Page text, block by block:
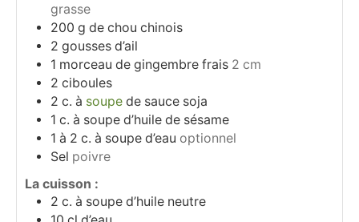
grasse
200 g de chou chinois
2 gousses d’ail
1 morceau de gingembre frais 2 cm
2 ciboules
2 c. à soupe de sauce soja
1 c. à soupe d’huile de sésame
1 à 2 c. à soupe d’eau optionnel
Sel poivre
La cuisson :
2 c. à soupe d’huile neutre